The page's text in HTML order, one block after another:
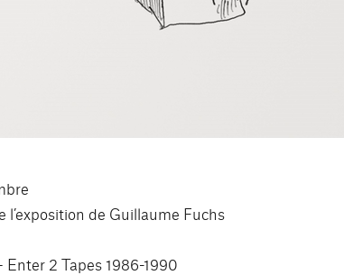
l’exposition de Guillaume Fuchs
Enter 2 Tapes 1986-1990